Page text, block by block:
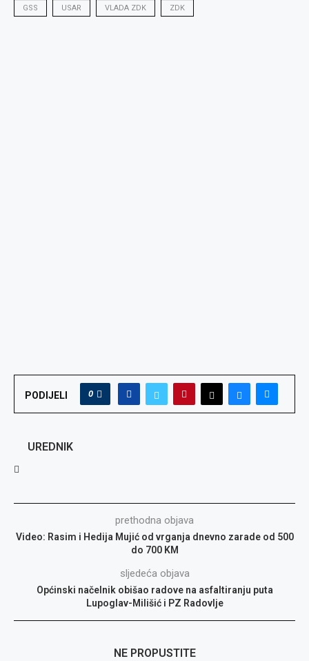
GSS USAR VLADA ZDK ZDK
PODIJELI 0
UREDNIK
prethodna objava
Video: Rasim i Hedija Mujić od vrganja dnevno zarade od 500
do 700 KM
sljedeća objava
Općinski načelnik obišao radove na asfaltiranju puta
Lupoglav-Milišić i PZ Radovlje
NE PROPUSTITE